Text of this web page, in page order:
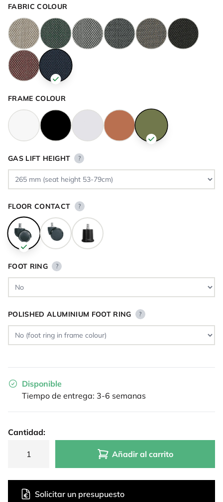
FABRIC COLOUR
FRAME COLOUR
GAS LIFT HEIGHT ?
FLOOR CONTACT ?
FOOT RING ?
POLISHED ALUMINIUM FOOT RING ?
Disponible
Tiempo de entrega: 3-6 semanas
Cantidad:
Añadir al carrito
Solicitar un presupuesto